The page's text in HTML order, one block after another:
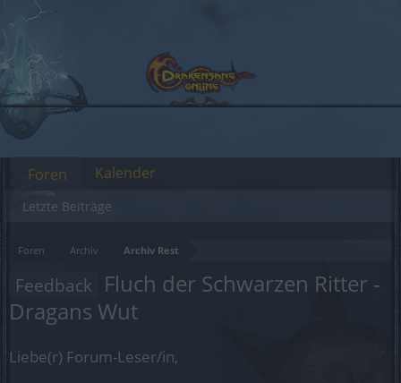
Foren Archiv Archiv Rest
Feedback Fluch der Schwarzen Ritter -
Dragans Wut
Liebe(r) Forum-Leser/in,
Foren
Letzte Beiträge
Kalender